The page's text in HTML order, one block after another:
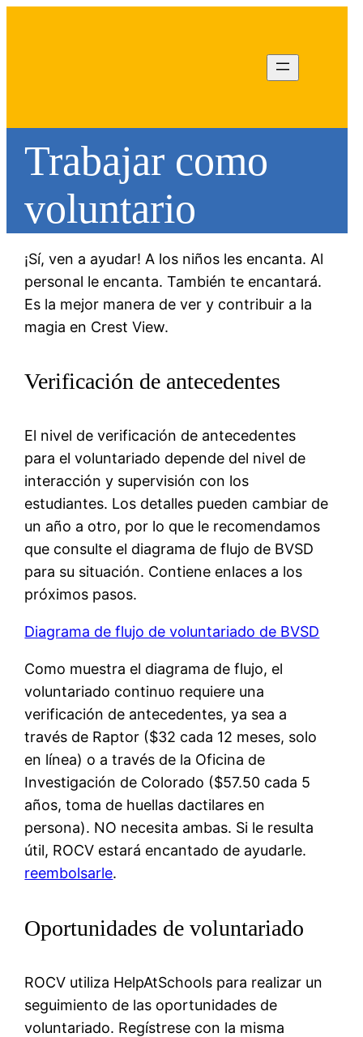
Trabajar como
voluntario
¡Sí, ven a ayudar! A los niños les encanta. Al
personal le encanta. También te encantará.
Es la mejor manera de ver y contribuir a la
magia en Crest View.
Verificación de antecedentes
El nivel de verificación de antecedentes
para el voluntariado depende del nivel de
interacción y supervisión con los
estudiantes. Los detalles pueden cambiar de
un año a otro, por lo que le recomendamos
que consulte el diagrama de flujo de BVSD
para su situación. Contiene enlaces a los
próximos pasos.
Diagrama de flujo de voluntariado de BVSD
Como muestra el diagrama de flujo, el
voluntariado continuo requiere una
verificación de antecedentes, ya sea a
través de Raptor ($32 cada 12 meses, solo
en línea) o a través de la Oficina de
Investigación de Colorado ($57.50 cada 5
años, toma de huellas dactilares en
persona). NO necesita ambas. Si le resulta
útil, ROCV estará encantado de ayudarle.
reembolsarle.
Oportunidades de voluntariado
ROCV utiliza HelpAtSchools para realizar un
seguimiento de las oportunidades de
voluntariado. Regístrese con la misma